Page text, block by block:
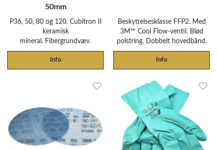
50mm
P36, 50, 80 og 120. Cubitron II
keramisk
mineral. Fibergrundvæv.
Info
Beskyttelsesklasse FFP2. Med
3M™ Cool Flow-ventil. Blød
polstring. Dobbelt hovedbånd.
Info